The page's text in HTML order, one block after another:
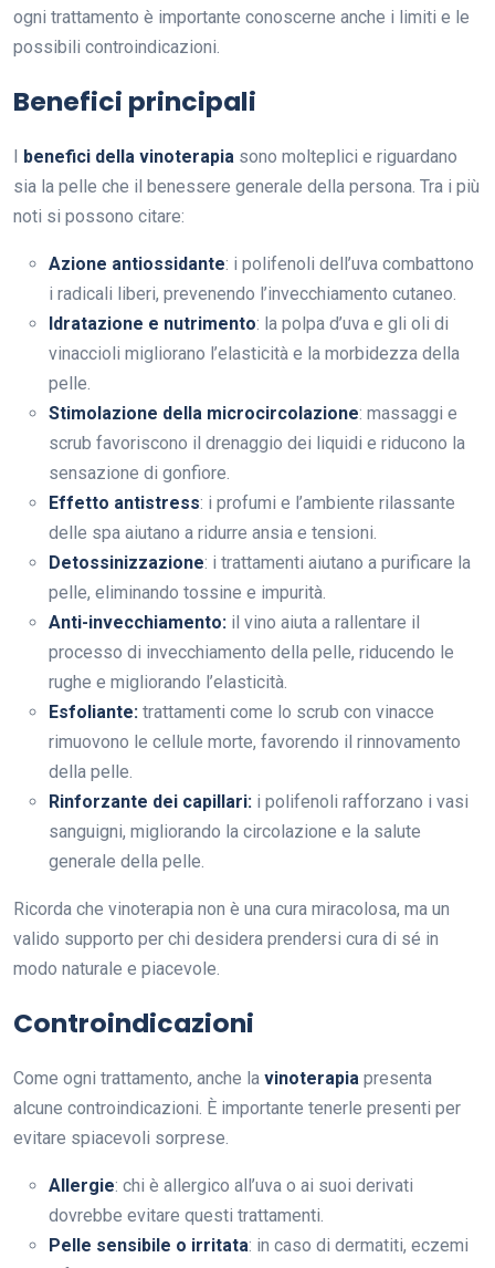
ogni trattamento è importante conoscerne anche i limiti e le
possibili controindicazioni.
Benefici principali
I benefici della vinoterapia sono molteplici e riguardano
sia la pelle che il benessere generale della persona. Tra i più
noti si possono citare:
Azione antiossidante: i polifenoli dell’uva combattono
i radicali liberi, prevenendo l’invecchiamento cutaneo.
Idratazione e nutrimento: la polpa d’uva e gli oli di
vinaccioli migliorano l’elasticità e la morbidezza della
pelle.
Stimolazione della microcircolazione: massaggi e
scrub favoriscono il drenaggio dei liquidi e riducono la
sensazione di gonfiore.
Effetto antistress: i profumi e l’ambiente rilassante
delle spa aiutano a ridurre ansia e tensioni.
Detossinizzazione: i trattamenti aiutano a purificare la
pelle, eliminando tossine e impurità.
Anti-invecchiamento: il vino aiuta a rallentare il
processo di invecchiamento della pelle, riducendo le
rughe e migliorando l’elasticità.
Esfoliante: trattamenti come lo scrub con vinacce
rimuovono le cellule morte, favorendo il rinnovamento
della pelle.
Rinforzante dei capillari: i polifenoli rafforzano i vasi
sanguigni, migliorando la circolazione e la salute
generale della pelle.
Ricorda che vinoterapia non è una cura miracolosa, ma un
valido supporto per chi desidera prendersi cura di sé in
modo naturale e piacevole.
Controindicazioni
Come ogni trattamento, anche la vinoterapia presenta
alcune controindicazioni. È importante tenerle presenti per
evitare spiacevoli sorprese.
Allergie: chi è allergico all’uva o ai suoi derivati
dovrebbe evitare questi trattamenti.
Pelle sensibile o irritata: in caso di dermatiti, eczemi